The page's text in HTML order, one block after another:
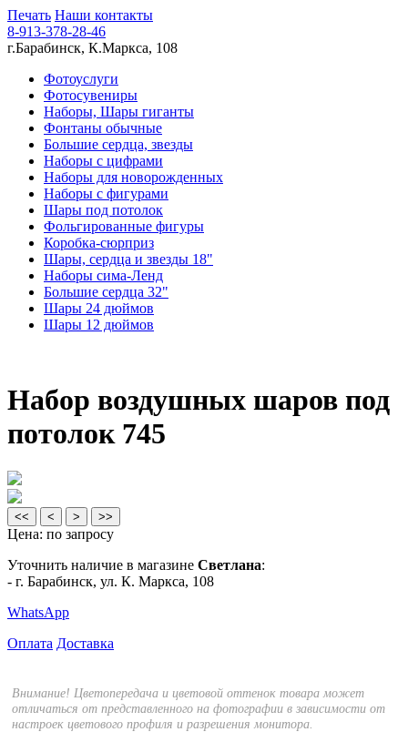
Печать Наши контакты
8-913-378-28-46
г.Барабинск, К.Маркса, 108
Фотоуслуги
Фотосувениры
Наборы, Шары гиганты
Фонтаны обычные
Большие сердца, звезды
Наборы с цифрами
Наборы для новорожденных
Наборы с фигурами
Шары под потолок
Фольгированные фигуры
Коробка-сюрприз
Шары, сердца и звезды 18"
Наборы сима-Ленд
Большие сердца 32"
Шары 24 дюймов
Шары 12 дюймов
Набор воздушных шаров под
потолок 745
<< < > >>
Цена: по запросу
Уточнить наличие в магазине Светлана:
- г. Барабинск, ул. К. Маркса, 108
WhatsApp
Оплата Доставка
Внимание! Цветопередача и цветовой оттенок товара может
отличаться от представленного на фотографии в зависимости от
настроек цветового профиля и разрешения монитора.